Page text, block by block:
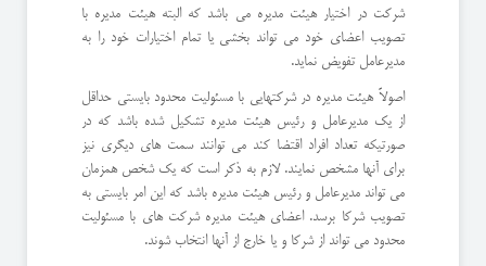
شرکت در اختیار هیئت مدیره می باشد که البته هیئت مدیره با
تصویب اعضای خود می تواند بخشی یا تمام اختیارات خود را به
مدیرعامل تفویض نماید.
اصولاً هیئت مدیره در شرکتهایی با مسئولیت محدود بایستی حداقل
از یک مدیرعامل و رئیس هیئت مدیره تشکیل شده باشد که در
صورتیکه تعداد افراد اقتضا کند می توانند سمت های دیگری نیز
برای آنها مشخص نمایند. لازم به ذکر است که یک شخص همزمان
می تواند مدیرعامل و رئیس هیئت مدیره باشد که این امر بایستی به
تصویب شرکا برسد. اعضای هیئت مدیره شرکت های با مسئولیت
محدود می تواند از شرکا و یا خارج از آنها انتخاب شوند.